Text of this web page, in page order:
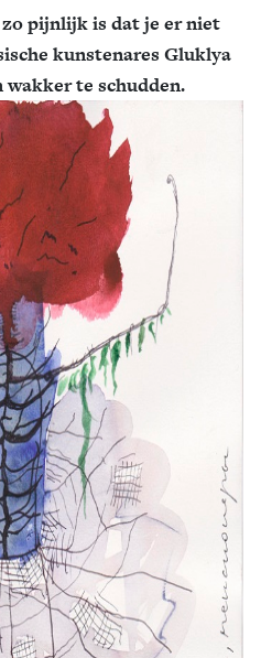
pijnlijk is dat je er niet
kunstenares Gluklya
te schudden.